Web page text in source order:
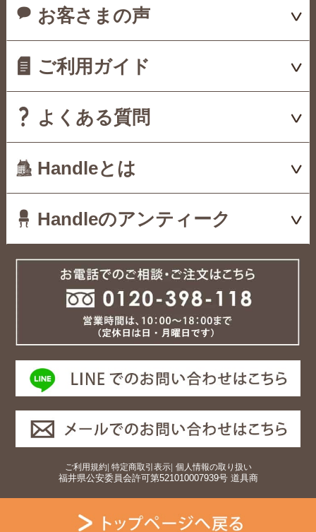
お客さまの声
ご利用ガイド
よくある質問
Handleとは
Handleのアンティーク
ご利用規約| 特定商取引表示| 個人情報の取り扱い
福井県公安委員会許可第521010007939号 道具商